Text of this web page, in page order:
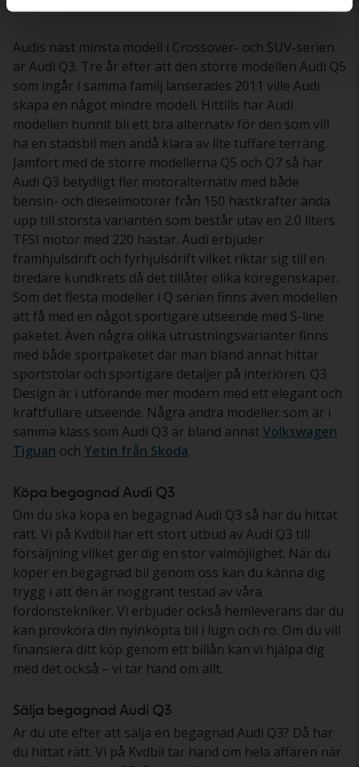
Audis näst minsta modell i Crossover- och SUV-serien
är Audi Q3. Tre år efter att den större modellen Audi Q5
som ingår i samma familj lanserades 2011 ville Audi
skapa en något mindre modell. Hittills har Audi
modellen hunnit bli ett bra alternativ för den som vill
ha en stadsbil men ändå klara av lite tuffare terräng.
Jämfört med de större modellerna Q5 och Q7 så har
Audi Q3 betydligt fler motoralternativ med både
bensin- och dieselmotorer från 150 hästkrafter ända
upp till största varianten som består utav en 2.0 liters
TFSI motor med 220 hästar. Audi erbjuder
framhjulsdrift och fyrhjulsdrift vilket riktar sig till en
bredare kundkrets då det tillåter olika köregenskaper.
Som det flesta modeller i Q serien finns även modellen
att få med en något sportigare utseende med S-line
paketet. Även några olika utrustningsvarianter finns
med både sportpaketet där man bland annat hittar
sportstolar och sportigare detaljer på interiören. Q3
Design är i utförande mer modern med ett elegant och
kraftfullare utseende. Några andra modeller som är i
samma klass som Audi Q3 är bland annatVolkswagen
Tiguan och Yetin från Skoda.
Köpa begagnad Audi Q3
Om du ska köpa en begagnad Audi Q3 så har du hittat
rätt. Vi på Kvdbil har ett stort utbud av Audi Q3 till
försäljning vilket ger dig en stor valmöjlighet. När du
köper en begagnad bil genom oss kan du känna dig
trygg i att den är noggrant testad av våra
fordonstekniker. Vi erbjuder också hemleverans där du
kan provköra din nyinköpta bil i lugn och ro. Om du vill
finansiera ditt köp genom ett billån kan vi hjälpa dig
med det också – vi tar hand om allt.
Sälja begagnad Audi Q3
Är du ute efter att sälja en begagnad Audi Q3? Då har
du hittat rätt. Vi på Kvdbil tar hand om hela affären när